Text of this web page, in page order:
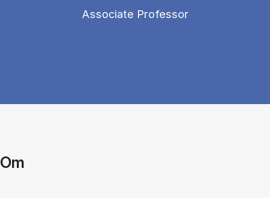
Associate Professor
Om